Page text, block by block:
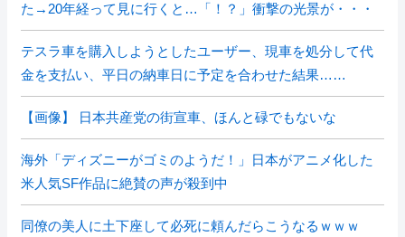
た→20年経って見に行くと…「！？」衝撃の光景が・・・
テスラ車を購入しようとしたユーザー、現車を処分して代
金を支払い、平日の納車日に予定を合わせた結果……
【画像】 日本共産党の街宣車、ほんと碌でもないな
海外「ディズニーがゴミのようだ！」日本がアニメ化した
米人気SF作品に絶賛の声が殺到中
同僚の美人に土下座して必死に頼んだらこうなるｗｗｗ